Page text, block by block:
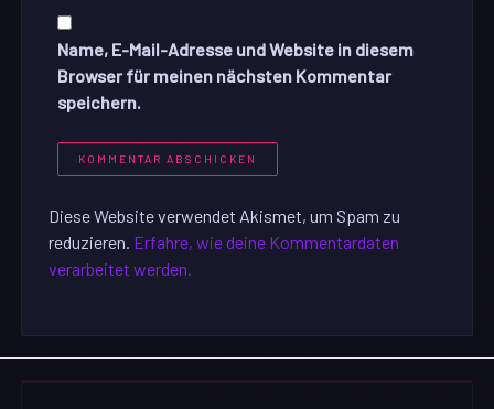
Name, E-Mail-Adresse und Website in diesem
Browser für meinen nächsten Kommentar
speichern.
Diese Website verwendet Akismet, um Spam zu
reduzieren. Erfahre, wie deine Kommentardaten
verarbeitet werden.